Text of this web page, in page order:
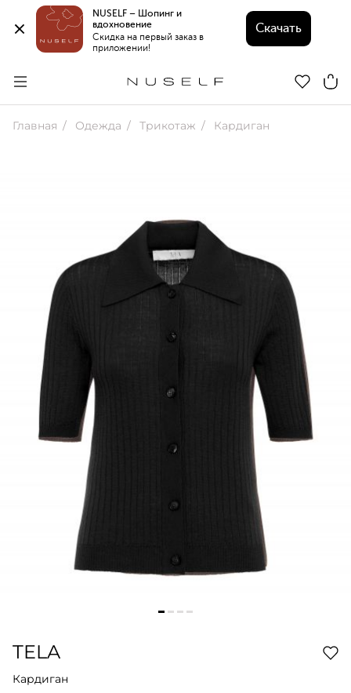
NUSELF – Шопинг и
вдохновение
Скидка на первый заказ в
приложении!
Скачать
Главная Одежда Трикотаж Кардиган
TELA
Кардиган